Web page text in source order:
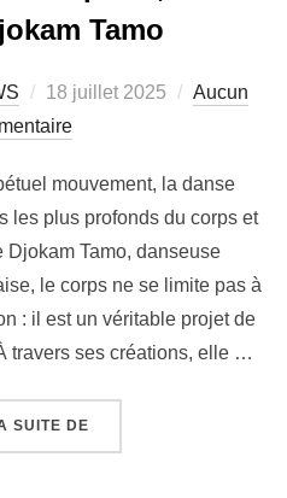
Tamo
18 juillet 2025
Aucun
mouvement, la danse
les plus profonds du corps et
Djokam Tamo, danseuse
le corps ne se limite pas à
: il est un véritable projet de
travers ses créations, elle …
SUITE DE